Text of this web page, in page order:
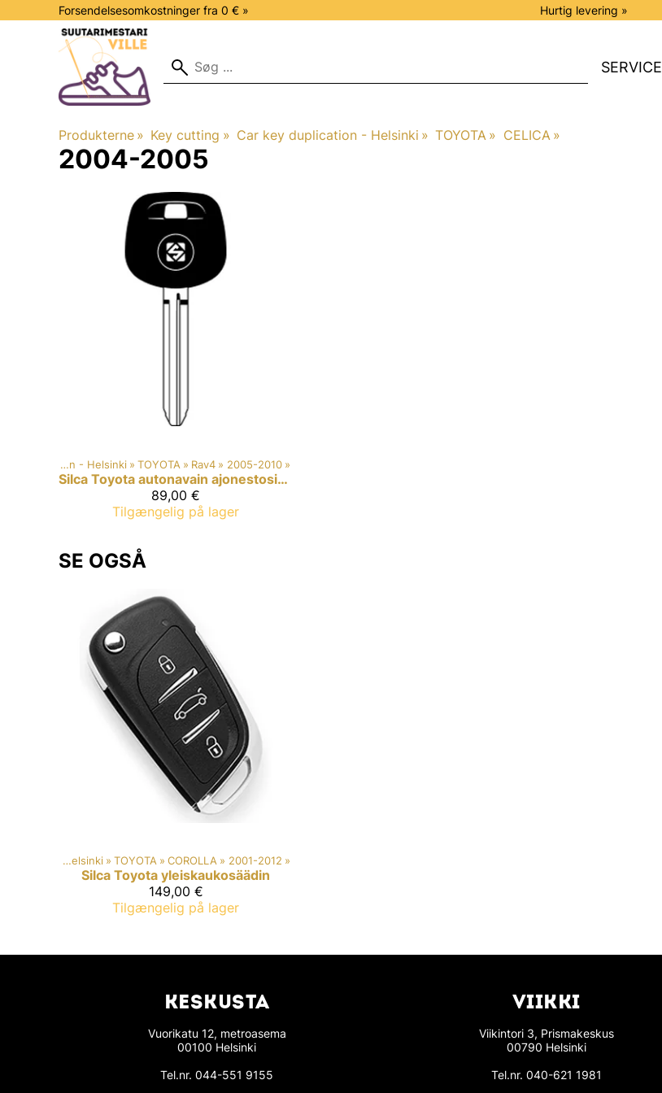
Forsendelsesomkostninger fra 0 € » Hurtig levering »
SERVICE
Produkterne ‪» Key cutting ‪» Car key duplication - Helsinki ‪» TOYOTA ‪» CELICA ‪»
2004-2005
Car key duplication - Helsinki ‪» TOYOTA ‪» Rav4 ‪» 2005-2010 ‪»
Silca
Toyota autonavain ajonestosirulla
89,00 €
Tilgængelig på lager
SE OGSÅ
Car key duplication - Helsinki ‪» TOYOTA ‪» COROLLA ‪» 2001-2012 ‪»
Silca Toyota yleiskaukosäädin
149,00 €
Tilgængelig på lager
KESKUSTA
Vuorikatu 12, metroasema
00100 Helsinki
Tel.nr.044-551 9155
VIIKKI
Viikintori 3, Prismakeskus
00790 Helsinki
Tel.nr. 040-621 1981